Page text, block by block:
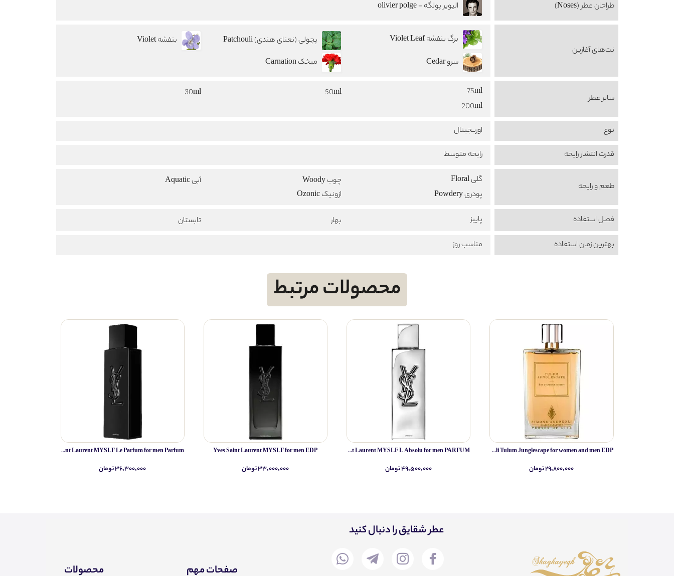
طراحان عطر (Noses) الیویر پولگه - olivier polge
نت‌های آغازین
برگ بنفشه Violet Leaf پچولی (نعنای هندی) Patchouli
بنفشه Violet
سرو Cedar
میخک Carnation
سایز عطر
75ml
50ml
30ml
200ml
نوع
اوریجینال
قدرت انتشار رایحه
رایحه متوسط
طعم‌ و رایحه
گلی Floral چوب Woody
آبی Aquatic
پودری Powdery
ازونیک Ozonic
فصل استفاده پاییز بهار
تابستان
بهترین زمان استفاده
مناسب روز
محصولات مرتبط
Simone Andreoli Tulum Junglescape for women and men EDP
۲۹,۸۰۰,۰۰۰ تومان
Yves Saint Laurent MYSLF L Absolu for men PARFUM
۴۹,۵۰۰,۰۰۰ تومان
Yves Saint Laurent MYSLF for men EDP
۳۳,۰۰۰,۰۰۰ تومان
Yves Saint Laurent MYSLF Le Parfum for men Parfum
۳۶,۳۰۰,۰۰۰ تومان
عطر شقایق را دنبال کنید
صفحات مهم محصولات